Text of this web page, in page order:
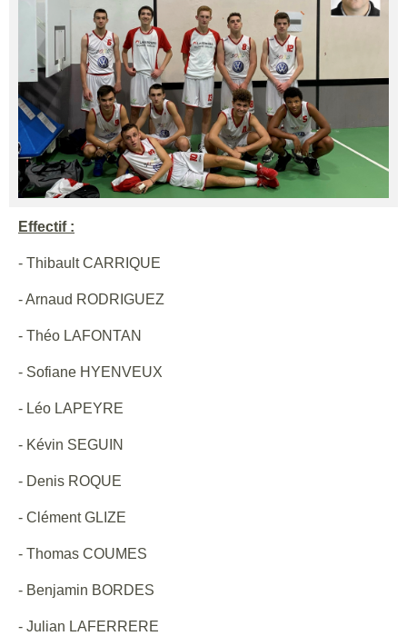
Effectif :
- Thibault CARRIQUE
- Arnaud RODRIGUEZ
- Théo LAFONTAN
- Sofiane HYENVEUX
- Léo LAPEYRE
- Kévin SEGUIN
- Denis ROQUE
- Clément GLIZE
- Thomas COUMES
- Benjamin BORDES
- Julian LAFERRERE